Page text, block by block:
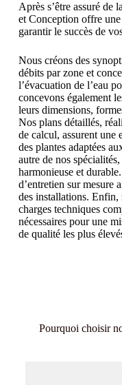
Après s’être assuré de
et Conception offre
garantir le succès de
Nous créons des
débits par zone et
l’évacuation de l’eau
concevons également
leurs dimensions,
Nos plans détaillés,
de calcul, assurent une
des plantes adaptées
autre de nos
harmonieuse et
d’entretien sur mesure
des installations. Enfin,
charges techniques
nécessaires pour une
de qualité les plus
Pourquoi choisir